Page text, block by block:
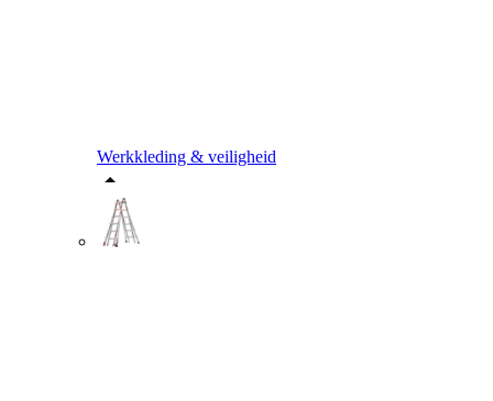
Werkkleding & veiligheid